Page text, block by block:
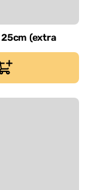
25cm (extra